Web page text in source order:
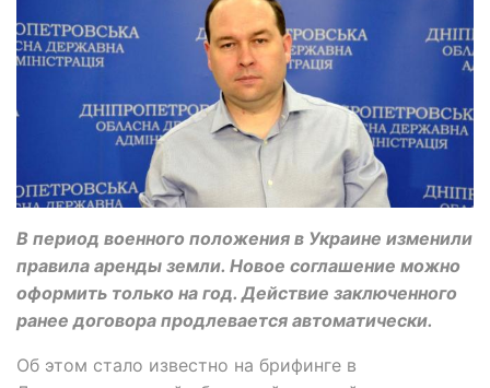
В период военного положения в Украине изменили
правила аренды земли. Новое соглашение можно
оформить только на год. Действие заключенного
ранее договора продлевается автоматически.
Об этом стало известно на брифинге в